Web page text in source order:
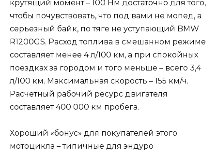
крутящий момент – 100 Нм достаточно для того,
чтобы почувствовать, что под вами не мопед, а
серьезный байк, по тяге не уступающий BMW
R1200GS. Расход топлива в смешанном режиме
составляет менее 4 л/100 км, а при спокойных
поездках за городом и того меньше – всего 3,4
л/100 км. Максимальная скорость – 155 км/ч.
Расчетный рабочий ресурс двигателя
составляет 400 000 км пробега.
Хороший «бонус» для покупателей этого
мотоцикла – типичные для эндуро